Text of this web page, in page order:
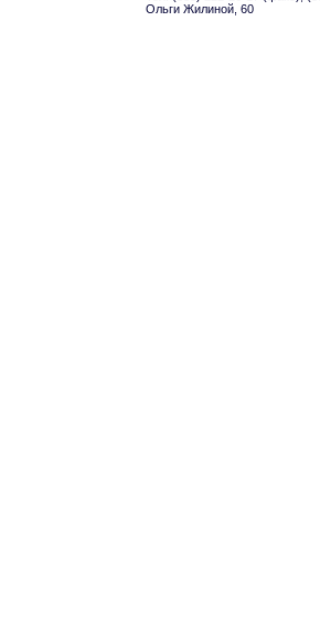
Ольги Жилиной, 60